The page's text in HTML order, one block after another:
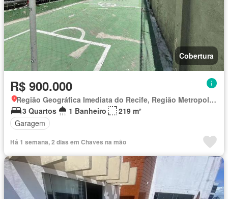
Cobertura
R$ 900.000
Região Geográfica Imediata do Recife, Região Metropolitana do Recife
3 Quartos
1 Banheiro
219 m²
Garagem
Há 1 semana, 2 dias em Chaves na mão